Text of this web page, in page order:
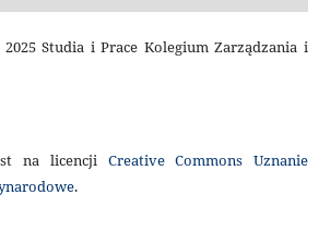
Studia i Prace Kolegium Zarządzania i
na licencji Creative Commons Uznanie
.